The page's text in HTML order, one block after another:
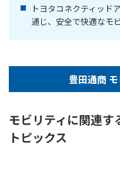
トヨタコネクティッド
通じ、安全で快適なモ
豊田通商
モビリティに関連す
トピックス